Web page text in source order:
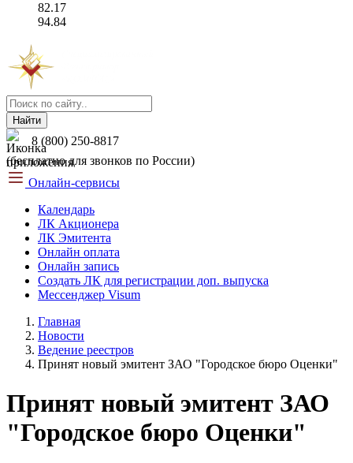
82.17
94.84
Найти
8 (800) 250-8817
(бесплатно для звонков по России)
Онлайн-сервисы
Календарь
ЛК Акционера
ЛК Эмитента
Онлайн оплата
Онлайн запись
Создать ЛК для регистрации доп. выпуска
Мессенджер Visum
Главная
Новости
Ведение реестров
Принят новый эмитент ЗАО "Городское бюро Оценки"
Принят новый эмитент ЗАО
"Городское бюро Оценки"